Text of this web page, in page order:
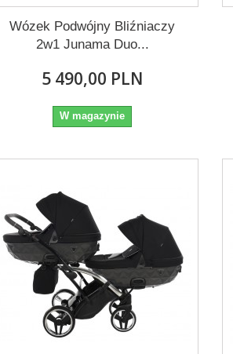
Wózek Podwójny Bliźniaczy
2w1 Junama Duo...
5 490,00 PLN
W magazynie